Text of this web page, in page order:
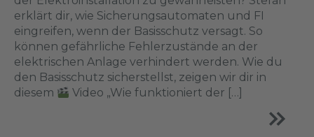
erklärt dir, wie Sicherungsautomaten und FI
eingreifen, wenn der Basisschutz versagt. So
können gefährliche Fehlerzustände an der
elektrischen Anlage verhindert werden. Wie du
den Basisschutz sicherstellst, zeigen wir dir in
diesem
Video „Wie funktioniert der […]